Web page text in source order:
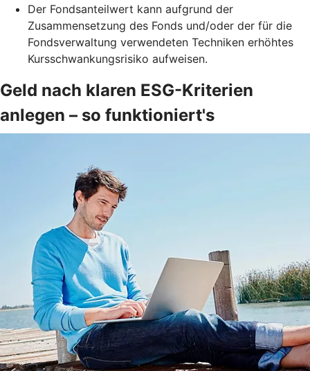
Der Fondsanteilwert kann aufgrund der
Zusammensetzung des Fonds und/oder der für die
Fondsverwaltung verwendeten Techniken erhöhtes
Kursschwankungsrisiko aufweisen.
Geld nach klaren ESG-Kriterien
anlegen – so funktioniert's